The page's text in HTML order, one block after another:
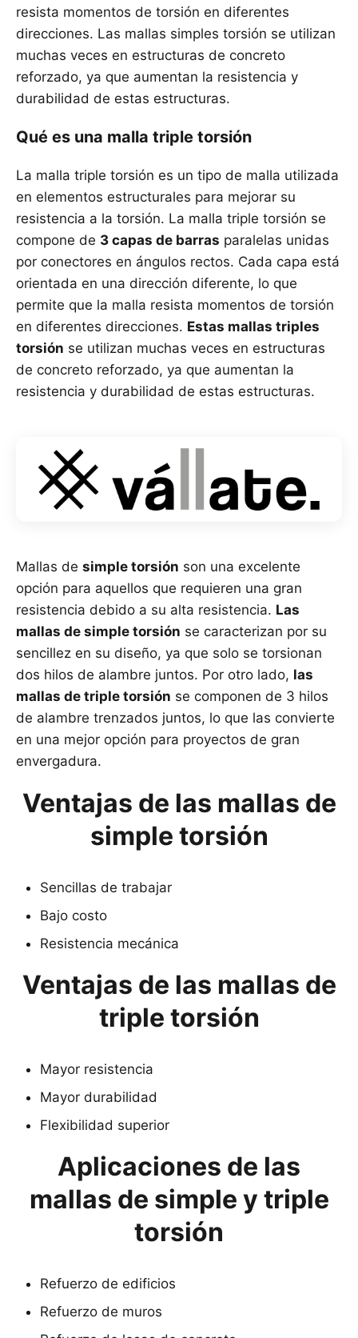
resista momentos de torsión en diferentes
direcciones. Las mallas simples torsión se utilizan
muchas veces en estructuras de concreto
reforzado, ya que aumentan la resistencia y
durabilidad de estas estructuras.
Qué es una malla triple torsión
La malla triple torsión es un tipo de malla utilizada
en elementos estructurales para mejorar su
resistencia a la torsión. La malla triple torsión se
compone de 3 capas de barras paralelas unidas
por conectores en ángulos rectos. Cada capa está
orientada en una dirección diferente, lo que
permite que la malla resista momentos de torsión
en diferentes direcciones. Estas mallas triples
torsión se utilizan muchas veces en estructuras
de concreto reforzado, ya que aumentan la
resistencia y durabilidad de estas estructuras.
Mallas de simple torsión son una excelente
opción para aquellos que requieren una gran
resistencia debido a su alta resistencia. Las
mallas de simple torsión se caracterizan por su
sencillez en su diseño, ya que solo se torsionan
dos hilos de alambre juntos. Por otro lado, las
mallas de triple torsión se componen de 3 hilos
de alambre trenzados juntos, lo que las convierte
en una mejor opción para proyectos de gran
envergadura.
Ventajas de las mallas de
simple torsión
Sencillas de trabajar
Bajo costo
Resistencia mecánica
Ventajas de las mallas de
triple torsión
Mayor resistencia
Mayor durabilidad
Flexibilidad superior
Aplicaciones de las
mallas de simple y triple
torsión
Refuerzo de edificios
Refuerzo de muros